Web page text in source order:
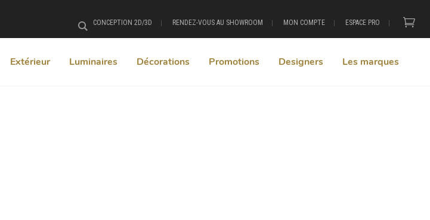
CONCEPTION 2D/3D RENDEZ-VOUS AU SHOWROOM MON COMPTE ESPACE PRO
Extérieur Luminaires Décorations Promotions Designers Les marques
Rechercher